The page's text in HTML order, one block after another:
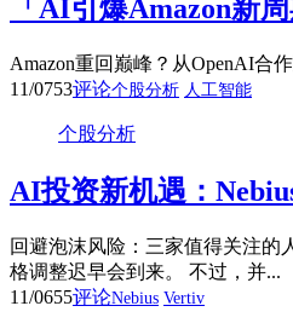
「AI引爆Amazon新
Amazon重回巅峰？从OpenAI合
11/0753评论个股分析 人工智能
个股分析
AI投资新机遇：
回避泡沫风险：三家值得关注
格调整迟早会到来。 不过，并...
11/0655评论Nebius Vertiv